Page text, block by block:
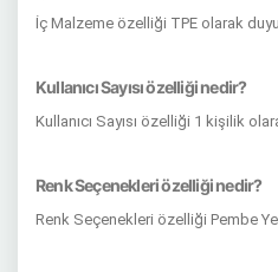
İç Malzeme özelliği TPE olarak
Kullanıcı Sayısı özelliği nedir?
Kullanıcı Sayısı özelliği 1 kişilik
Renk Seçenekleri özelliği nedir?
Renk Seçenekleri özelliği Pembe